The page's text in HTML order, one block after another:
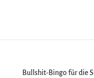
Bullshit-Bingo für die